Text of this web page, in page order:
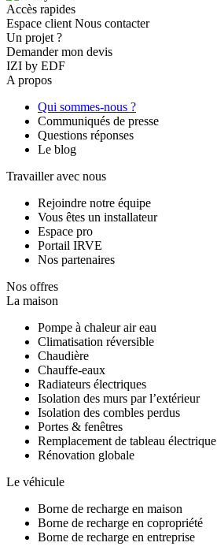
Accès rapides
Espace client Nous contacter
Un projet ?
Demander mon devis
IZI by EDF
A propos
Qui sommes-nous ?
Communiqués de presse
Questions réponses
Le blog
Travailler avec nous
Rejoindre notre équipe
Vous êtes un installateur
Espace pro
Portail IRVE
Nos partenaires
Nos offres
La maison
Pompe à chaleur air eau
Climatisation réversible
Chaudière
Chauffe-eaux
Radiateurs électriques
Isolation des murs par l’extérieur
Isolation des combles perdus
Portes & fenêtres
Remplacement de tableau électrique
Rénovation globale
Le véhicule
Borne de recharge en maison
Borne de recharge en copropriété
Borne de recharge en entreprise